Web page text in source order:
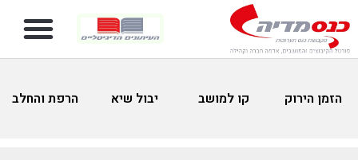
הזמן הירוק קו למושב יבול שיא הרפת והחלב